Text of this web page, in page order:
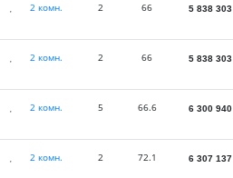
2 комн. 2 66 5 838 303
2 комн. 2 66 5 838 303
2 комн. 5 66.6 6 300 940
2 комн. 2 72.1 6 307 137